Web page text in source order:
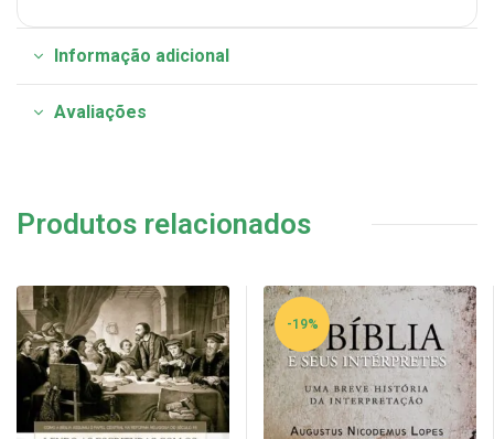
Informação adicional
Avaliações
Produtos relacionados
-19%